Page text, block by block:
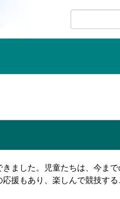
ました。児童たちは、今ま
援もあり、楽しんで競技す